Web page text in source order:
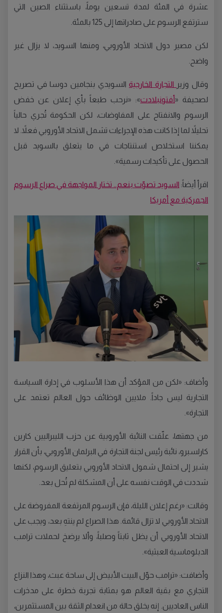
عشرة في المئة لمدة تسعين يوماً، باستثناء الصين التي
سترتفع الرسوم على صادراتها إلى 125 بالمئة.
لكن مصير دول الاتحاد الأوروبي، ومنها السويد، لا يزال غير
واضح.
وقال وزير التجارة الخارجيةالسويدي بنجامين دوسا في تصريح
لصحيفة «أفتونبلادت»: «نرحب طبعاً بأي إعلان عن خفض
الرسوم والانفتاح على المفاوضات، لكن الحكومة تُجري حالياً
تحليلاً لما إذا كانت هذه الإجراءات تشمل الاتحاد الأوروبي فعلاً. لا
يمكننا استخلاص استنتاجات في ما يتعلق بالسويد قبل
الحصول على تأكيدات رسمية».
اقرأ أيضاً: السويد تصوّت بنعم… تختار المواجهة في صراع الرسوم
الجمركية مع أمريكا
وأضاف: «لكن من المؤكد أن هذا الأسلوب في إدارة السياسة
التجارية ليس جاداً. ملايين الوظائف حول العالم تعتمد على
التجارة».
من جهتها، علّقت النائبة الأوروبية عن حزب الليبراليين كارين
كارلسبرو، نائبة رئيس لجنة التجارة في البرلمان الأوروبي، بأن القرار
يشير إلى احتمال شمول الاتحاد الأوروبي بتعليق الرسوم، لكنها
شددت في الوقت نفسه على أن المشكلة لم تُحل بعد.
وقالت: «رغم إعلان الليلة، فإن الرسوم المرتفعة المفروضة على
الاتحاد الأوروبي لا تزال قائمة. هذا الصراع لم ينتهِ بعد، ويجب على
الاتحاد الأوروبي أن يظل ثابتاً وصلباً، وألا يرضخ لحملات ترامب
الدبلوماسية العبثية».
وأضافت: «ترامب حوّل البيت الأبيض إلى ساحة عبث، وهذا النزاع
التجاري مع بقية العالم هو بمثابة تجربة خطرة على مدخرات
الناس العاديين. إنه يخلق حالة من انعدام الثقة بين المستثمرين،